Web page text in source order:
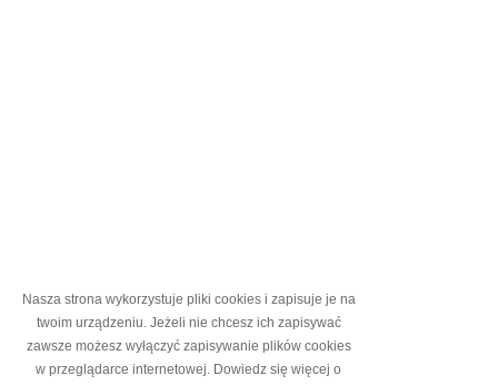
Nasza strona wykorzystuje pliki cookies i zapisuje je na
twoim urządzeniu. Jeżeli nie chcesz ich zapisywać
zawsze możesz wyłączyć zapisywanie plików cookies
w przeglądarce internetowej. Dowiedz się więcej o